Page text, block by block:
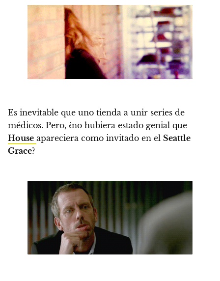
Es inevitable que uno tienda a unir series de
médicos. Pero, ¿no hubiera estado genial que
House apareciera como invitado en el Seattle
Grace?